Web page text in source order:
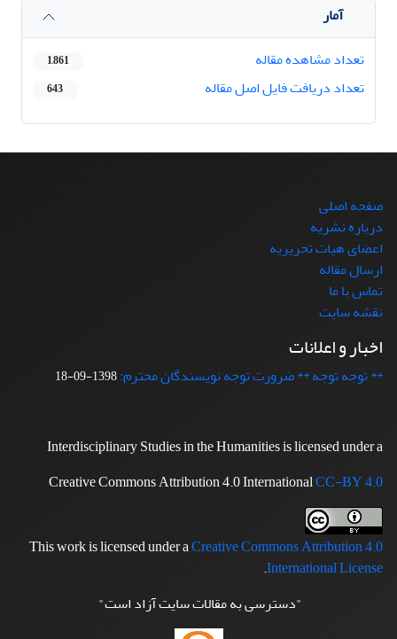
آمار
تعداد مشاهده مقاله
1,861
تعداد دریافت فایل اصل مقاله 643
صفحه اصلی
درباره نشریه
اعضای هیات تحریریه
ارسال مقاله
تماس با ما
نقشه سایت
اخبار و اعلانات
** توجه توجه ** ضرورت توجه نویسندگان محترم:1398-09-18
Interdisciplinary Studies in the Humanities is licensed under a
Creative Commons Attribution 4.0 InternationalCC-BY 4.0
This work is licensed under aCreative Commons Attribution 4.0
International License
.
"دسترسی به مقالات سایت آزاد است"